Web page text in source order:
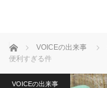
ホーム VOICEの出来事
便利すぎる件
VOICEの出来事